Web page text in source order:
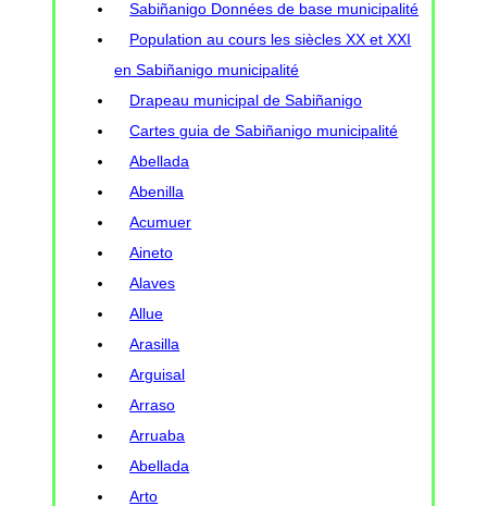
Sabiñanigo Données de base municipalité
Population au cours les siècles XX et XXI
en Sabiñanigo municipalité
Drapeau municipal de Sabiñanigo
Cartes guia de Sabiñanigo municipalité
Abellada
Abenilla
Acumuer
Aineto
Alaves
Allue
Arasilla
Arguisal
Arraso
Arruaba
Abellada
Arto